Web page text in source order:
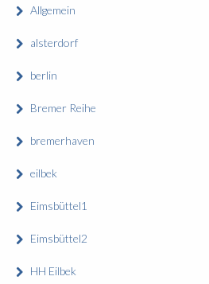
Allgemein
alsterdorf
berlin
Bremer Reihe
bremerhaven
eilbek
Eimsbüttel1
Eimsbüttel2
HH Eilbek